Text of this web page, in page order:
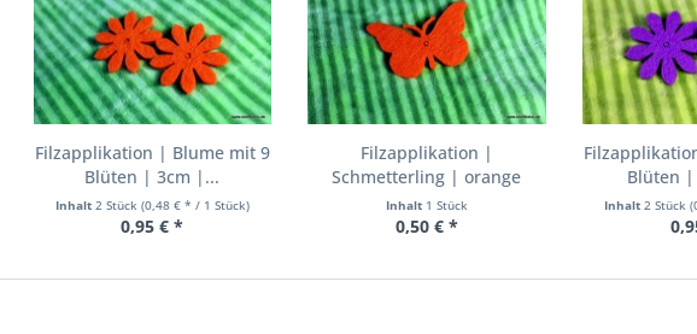
Filzapplikation | Blume mit 9
Blüten | 3cm |...
Inhalt 2 Stück (0,48 € * / 1 Stück)
0,95 € *
Filzapplikation |
Schmetterling | orange
Inhalt 1 Stück
0,50 € *
Blüten
Inhalt2 Stück